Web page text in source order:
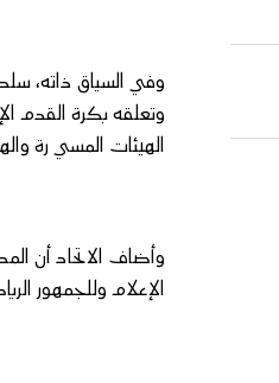
وفي السياق ذاته،
وتعلقه بكرة القدم
الهيئات المسي رة
وأضاف الاتحاد أن
الإعلام وللجمهور